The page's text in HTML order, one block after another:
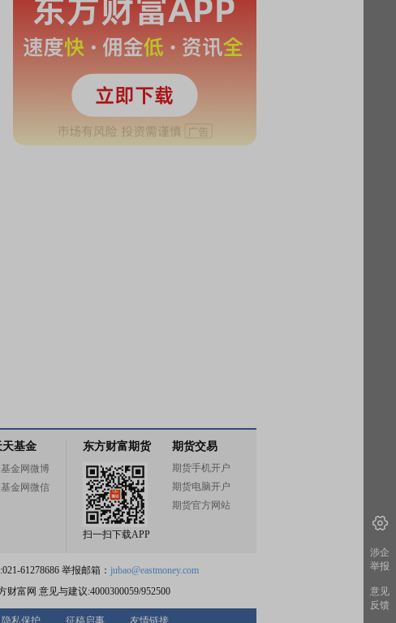
天基金
金网微博
金网微信
东方财富期货
扫一扫下载APP
期货交易
期货手机开户
期货电脑开户
期货官方网站
61278686 举报邮箱： jubao@eastmoney.com
财富网 意见与建议:4000300059/952500
涉企
举报
意见
反馈